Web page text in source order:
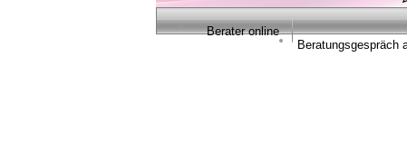
Berater online
Beratungsgespräch